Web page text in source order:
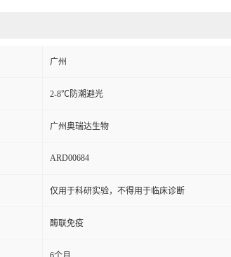
广州
2-8℃防潮避光
广州奥瑞达生物
ARD00684
仅用于科研实验，不得用于临床诊断
酶联免疫